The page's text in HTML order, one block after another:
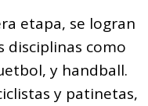
etapa, se logran
disciplinas como
y handball.
y patinetas,